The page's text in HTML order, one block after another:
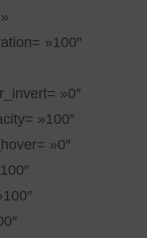
»100″
»0″
»100″
»0″